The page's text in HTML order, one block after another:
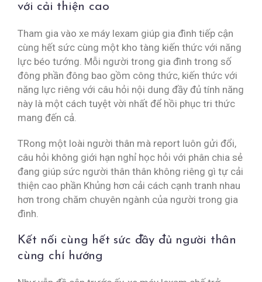
với cải thiện cao
Tham gia vào xe máy lexam giúp gia đình tiếp cận
cùng hết sức cùng một kho tàng kiến thức với năng
lực béo tướng. Mỗi người trong gia đình trong số
đông phần đông bao gồm công thức, kiến thức với
năng lực riêng với câu hỏi nội dung đầy đủ tính năng
này là một cách tuyệt vời nhất để hồi phục tri thức
mang đến cả.
TRong một loài người thân mà report luôn gửi đổi,
câu hỏi không giới hạn nghỉ học hỏi với phân chia sẻ
đang giúp sức người thân thân không riêng gì tự cải
thiện cao phần Khủng hơn cải cách cạnh tranh nhau
hơn trong chăm chuyên ngành của người trong gia
đình.
Kết nối cùng hết sức đầy đủ người thân
cùng chí hướng